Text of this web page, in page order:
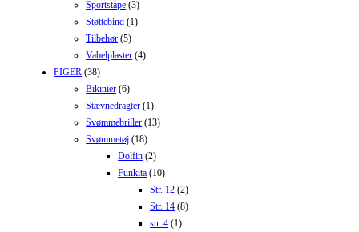
Sportstape (3)
Støttebind (1)
Tilbehør (5)
Vabelplaster (4)
PIGER (38)
Bikinier (6)
Stævnedragter (1)
Svømmebriller (13)
Svømmetøj (18)
Dolfin (2)
Funkita (10)
Str. 12 (2)
Str. 14 (8)
str. 4 (1)